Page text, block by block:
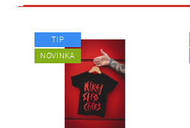
TIP
NOVINKA